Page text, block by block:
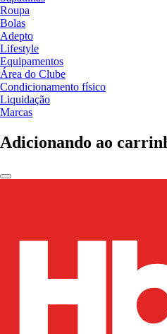
Roupa
Bolas
Adepto
Lifestyle
Equipamentos
Área do Clube
Condicionamento físico
Liquidação
Marcas
Adicionando ao